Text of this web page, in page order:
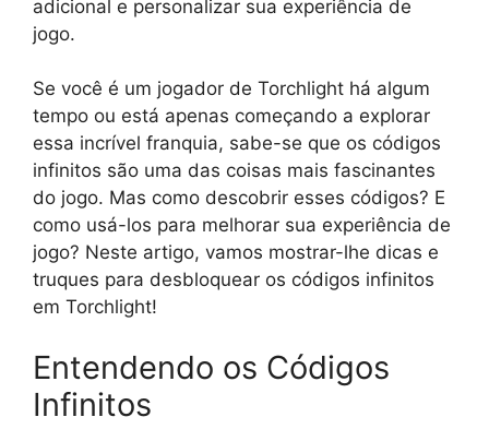
adicional e personalizar sua experiência de
jogo.
Se você é um jogador de Torchlight há algum
tempo ou está apenas começando a explorar
essa incrível franquia, sabe-se que os códigos
infinitos são uma das coisas mais fascinantes
do jogo. Mas como descobrir esses códigos? E
como usá-los para melhorar sua experiência de
jogo? Neste artigo, vamos mostrar-lhe dicas e
truques para desbloquear os códigos infinitos
em Torchlight!
Entendendo os Códigos
Infinitos